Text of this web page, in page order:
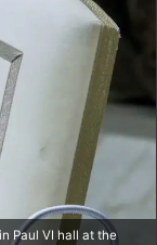
Paul VI hall at the